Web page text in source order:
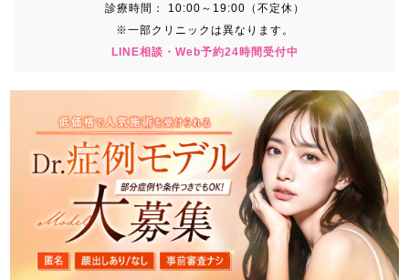
診療時間：
10:00～19:00（不定休）
※一部クリニックは異なります。
LINE相談・Web予約24時間受付中